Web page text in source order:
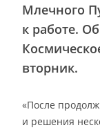
Млечного
к работе.
вторник.
«После
и решения